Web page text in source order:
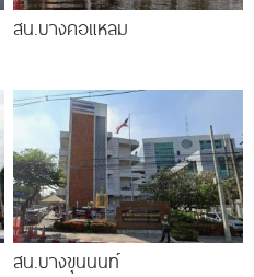
สน.บางคอแหลม
สน.บางขุนนนท์